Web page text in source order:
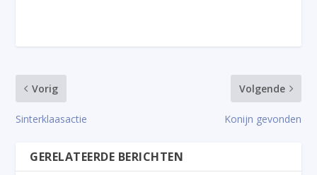
Vorig
Sinterklaasactie
Volgende
Konijn gevonden
GERELATEERDE BERICHTEN